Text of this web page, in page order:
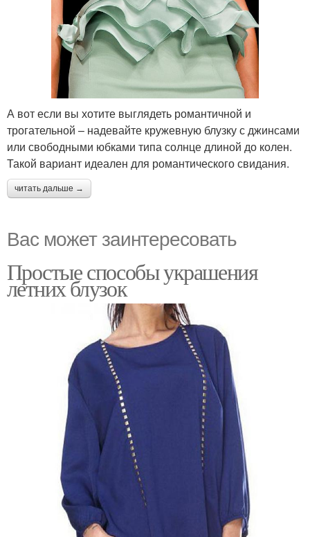
А вот если вы хотите выглядеть романтичной и
трогательной – надевайте кружевную блузку с джинсами
или свободными юбками типа солнце длиной до колен.
Такой вариант идеален для романтического свидания.
читать дальше →
Вас может заинтересовать
Простые способы украшения
летних блузок